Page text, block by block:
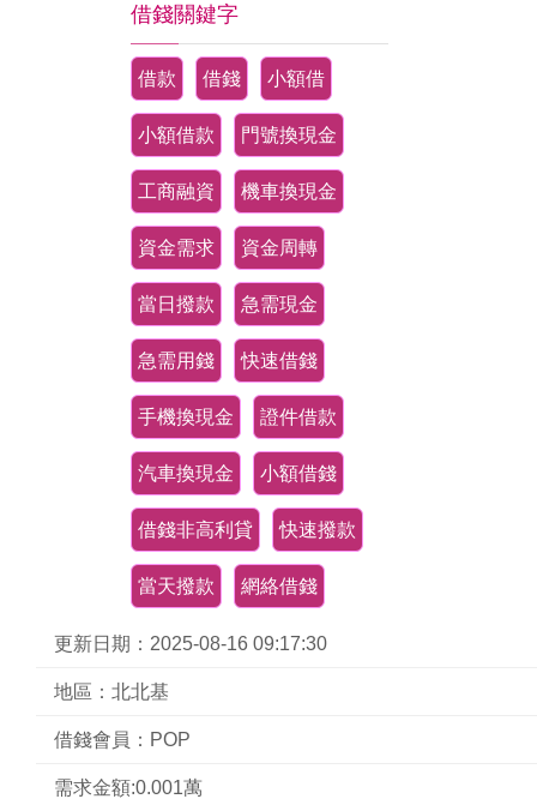
借錢關鍵字
借款 借錢 小額借
小額借款 門號換現金
工商融資 機車換現金
資金需求 資金周轉
當日撥款 急需現金
急需用錢 快速借錢
手機換現金 證件借款
汽車換現金 小額借錢
借錢非高利貸 快速撥款
當天撥款 網絡借錢
更新日期：2025-08-16 09:17:30
地區：北北基
借錢會員：POP
需求金額:0.001萬